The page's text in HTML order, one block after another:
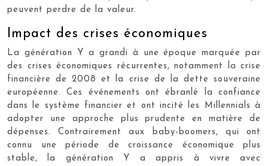
peuvent perdre de la valeur.
Impact des crises économiques
La génération Y a grandi à une époque marquée par
des crises économiques récurrentes, notamment la crise
financière de 2008 et la crise de la dette souveraine
européenne. Ces événements ont ébranlé la confiance
dans le système financier et ont incité les Millennials à
adopter une approche plus prudente en matière de
dépenses. Contrairement aux baby-boomers, qui ont
connu une période de croissance économique plus
stable, la génération Y a appris à vivre avec